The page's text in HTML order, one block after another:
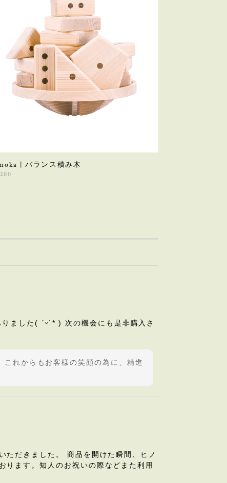
| バランス積み木
ました( ˊᵕˋ* ) 次の機会にも是非購入さ
れからもお客様の笑顔の為に、精進
ただきました。 商品を開けた瞬間、ヒノ
ります。知人のお祝いの際などまた利用